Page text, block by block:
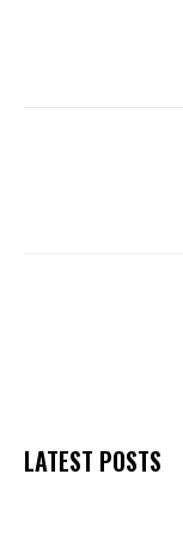
LATEST POSTS